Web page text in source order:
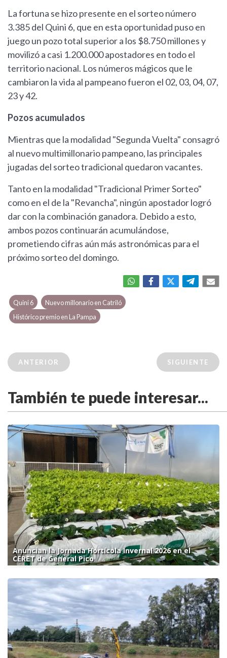
La fortuna se hizo presente en el sorteo número
3.385 del Quini 6, que en esta oportunidad puso en
juego un pozo total superior a los $8.750 millones y
movilizó a casi 1.200.000 apostadores en todo el
territorio nacional. Los números mágicos que le
cambiaron la vida al pampeano fueron el 02, 03, 04, 07,
23 y 42.
Pozos acumulados
Mientras que la modalidad "Segunda Vuelta" consagró
al nuevo multimillonario pampeano, las principales
jugadas del sorteo tradicional quedaron vacantes.
Tanto en la modalidad "Tradicional Primer Sorteo"
como en el de la "Revancha", ningún apostador logró
dar con la combinación ganadora. Debido a esto,
ambos pozos continuarán acumulándose,
prometiendo cifras aún más astronómicas para el
próximo sorteo del domingo.
Quini 6
Nuevo millonario en Catriló
Histórico premio en La Pampa
ANTERIOR SIGUIENTE
También te puede interesar...
Anuncian la Jornada Hortícola Invernal 2026 en el
CERET de General Pico